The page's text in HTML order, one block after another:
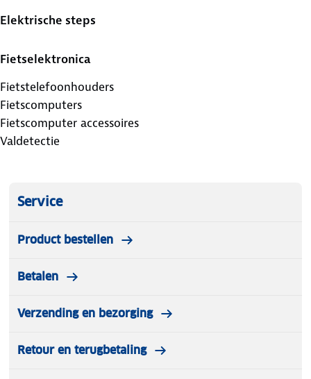
Elektrische steps
Fietselektronica
Fietstelefoonhouders
Fietscomputers
Fietscomputer accessoires
Valdetectie
Service
Product bestellen
Betalen
Verzending en bezorging
Retour en terugbetaling